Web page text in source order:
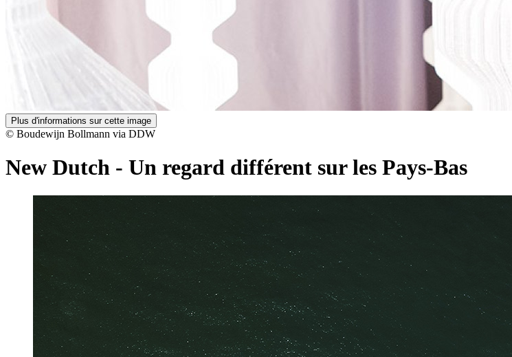
Plus d'informations sur cette image
© Boudewijn Bollmann via DDW
New Dutch - Un regard différent sur les Pays-Bas